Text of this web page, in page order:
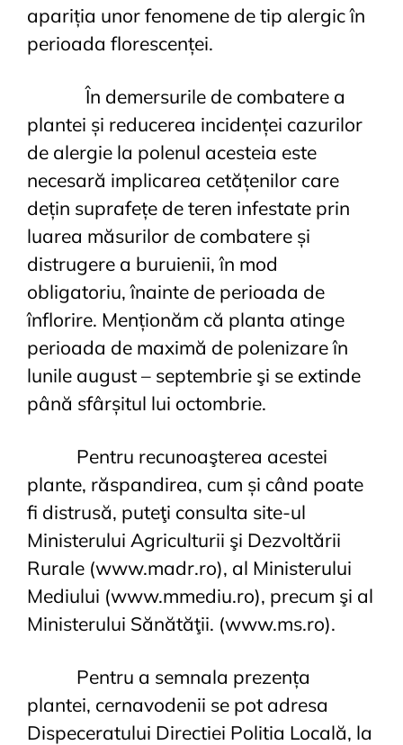
apariția unor fenomene de tip alergic în
perioada florescenței.
În demersurile de combatere a
plantei și reducerea incidenței cazurilor
de alergie la polenul acesteia este
necesară implicarea cetățenilor care
dețin suprafețe de teren infestate prin
luarea măsurilor de combatere și
distrugere a buruienii, în mod
obligatoriu, înainte de perioada de
înflorire. Menționăm că planta atinge
perioada de maximă de polenizare în
lunile august – septembrie şi se extinde
până sfârșitul lui octombrie.
Pentru recunoaşterea acestei
plante, răspandirea, cum și când poate
fi distrusă, puteţi consulta site-ul
Ministerului Agriculturii şi Dezvoltării
Rurale (www.madr.ro), al Ministerului
Mediului (www.mmediu.ro), precum şi al
Ministerului Sănătăţii. (www.ms.ro).
Pentru a semnala prezența
plantei, cernavodenii se pot adresa
Dispeceratului Directiei Politia Locală, la